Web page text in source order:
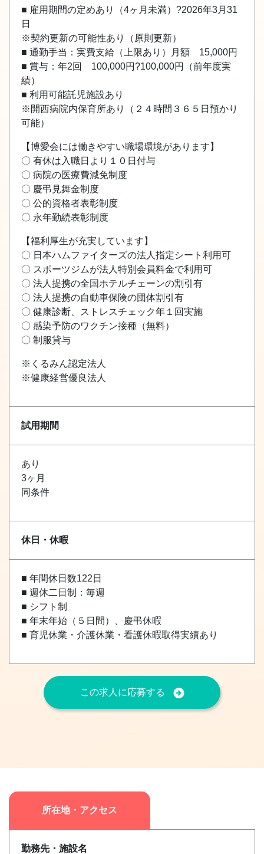
■ 雇用期間の定めあり（4ヶ月未満）?2026年3月31
日
※契約更新の可能性あり（原則更新）
■ 通勤手当：実費支給（上限あり）月額 15,000円
■ 賞与：年2回 100,000円?100,000円（前年度実
績）
■ 利用可能託児施設あり
※開西病院内保育所あり（２４時間３６５日預かり
可能）
【博愛会には働きやすい職場環境があります】
〇 有休は入職日より１０日付与
〇 病院の医療費減免制度
〇 慶弔見舞金制度
〇 公的資格者表彰制度
〇 永年勤続表彰制度
【福利厚生が充実しています】
〇 日本ハムファイターズの法人指定シート利用可
〇 スポーツジムが法人特別会員料金で利用可
〇 法人提携の全国ホテルチェーンの割引有
〇 法人提携の自動車保険の団体割引有
〇 健康診断、ストレスチェック年１回実施
〇 感染予防のワクチン接種（無料）
〇 制服貸与
※くるみん認定法人
※健康経営優良法人
試用期間
あり
3ヶ月
同条件
休日・休暇
■ 年間休日数122日
■ 週休二日制：毎週
■ シフト制
■ 年末年始（５日間）、慶弔休暇
■ 育児休業・介護休業・看護休暇取得実績あり
この求人に応募する
所在地・アクセス
勤務先・施設名